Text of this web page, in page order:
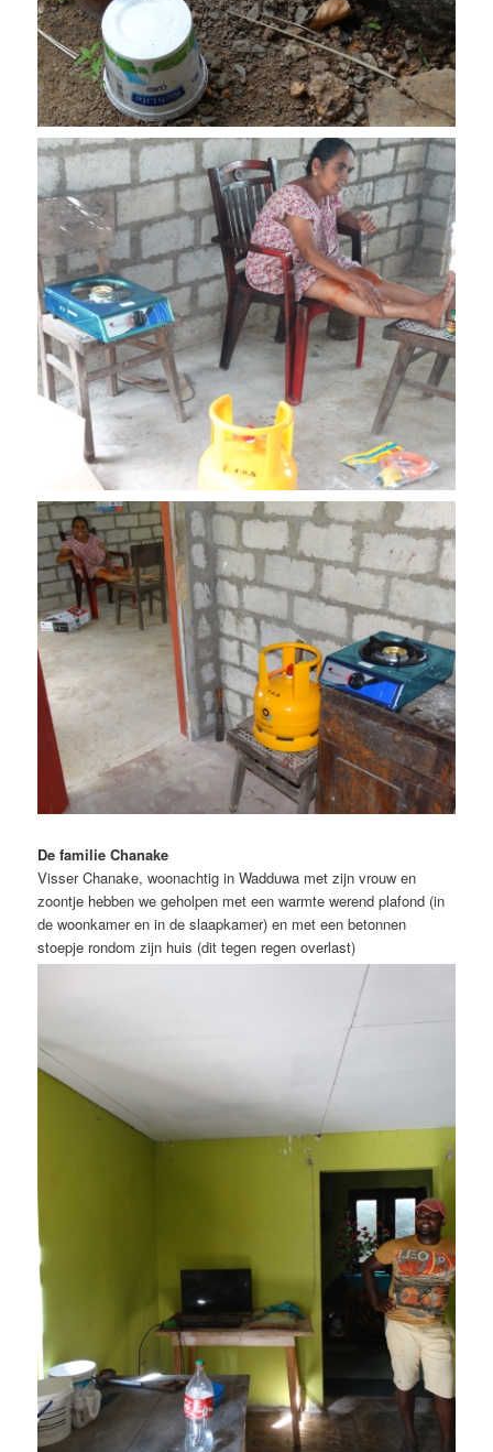
De familie Chanake
Visser Chanake, woonachtig in Wadduwa met zijn vrouw en
zoontje hebben we geholpen met een warmte werend plafond (in
de woonkamer en in de slaapkamer) en met een betonnen
stoepje rondom zijn huis (dit tegen regen overlast)